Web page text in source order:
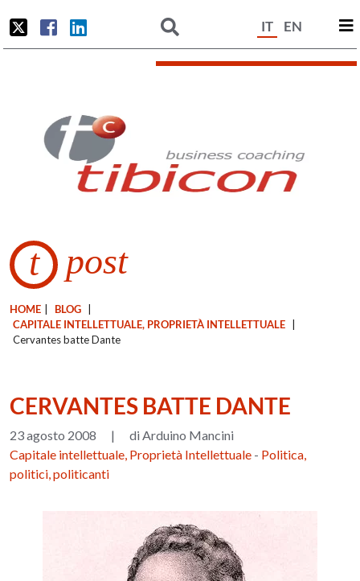
IT EN
t post
HOME BLOG
CAPITALE INTELLETTUALE, PROPRIETÀ INTELLETTUALE
Cervantes batte Dante
CERVANTES BATTE DANTE
23 agosto 2008 |
di Arduino Mancini
Capitale intellettuale, Proprietà Intellettuale - Politica,
politici, politicanti